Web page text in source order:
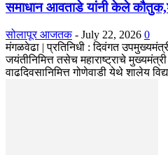
समाधान आवताडे यांनी केले
सोलापूर आजतक - July 22, 2026 0
मंगळवेढा | प्रतिनिधी : दिवंगत
जयंतीनिमित्त तसेच महाराष्ट्राचे
वाढदिवसानिमित्त गोणेवाडी येथे शालेय